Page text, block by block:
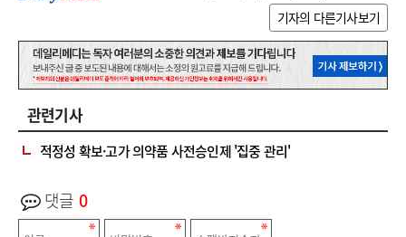
기자의 다른기사보기
관련기사
적정성 확보·고가 의약품 사전승인제 '집중 관리'
댓글 0